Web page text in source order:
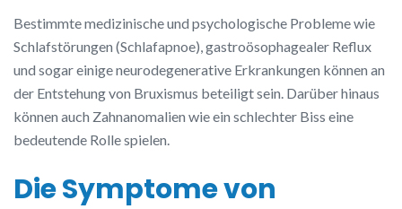
Bestimmte medizinische und psychologische Probleme wie
Schlafstörungen (Schlafapnoe), gastroösophagealer Reflux
und sogar einige neurodegenerative Erkrankungen können an
der Entstehung von Bruxismus beteiligt sein. Darüber hinaus
können auch Zahnanomalien wie ein schlechter Biss eine
bedeutende Rolle spielen.
Die Symptome von